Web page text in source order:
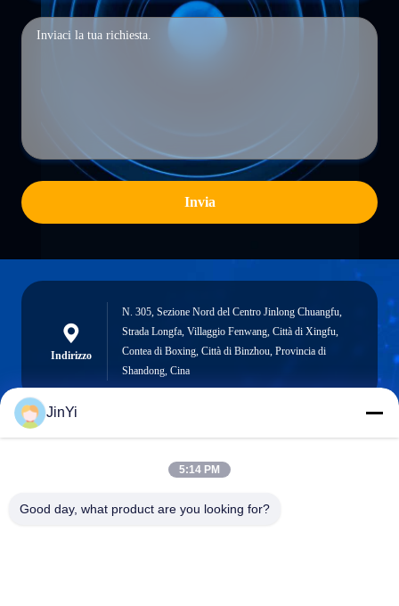
Invia
Indirizzo
N. 305, Sezione Nord del Centro Jinlong Chuangfu,
Strada Longfa, Villaggio Fenwang, Città di Xingfu,
Contea di Boxing, Città di Binzhou, Provincia di
Shandong, Cina
chenshasha1867@gmail.com
JinYi
5:14 PM
Good day, what product are you looking for?